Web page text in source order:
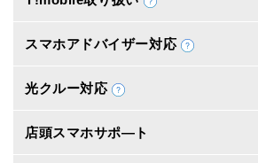
スマホアドバイザー対応
光クルー対応
店頭スマホサポ―ト